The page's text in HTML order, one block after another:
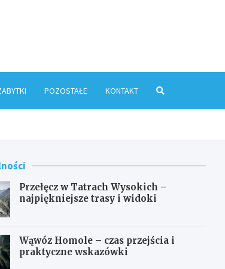
POZOSTAŁE KONTAKT
Przełęcz w Tatrach Wysokich –
najpiękniejsze trasy i widoki
Wąwóz Homole – czas przejścia i
praktyczne wskazówki